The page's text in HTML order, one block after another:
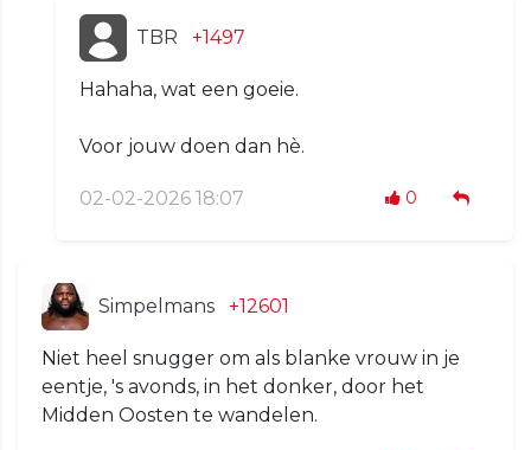
TBR +1497
Hahaha, wat een goeie.
Voor jouw doen dan hè.
02-02-2026 18:07 0
Simpelmans +12601
Niet heel snugger om als blanke vrouw in je
eentje, 's avonds, in het donker, door het
Midden Oosten te wandelen.